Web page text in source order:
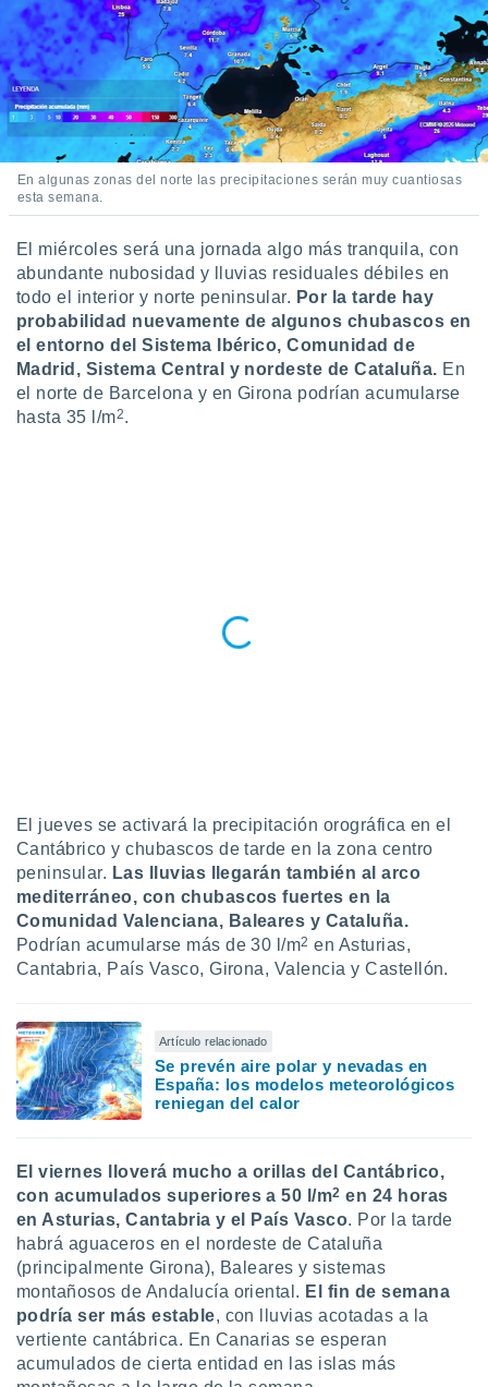
utilizar
crear un
uso de
la
contenido
medir el
la
el
del
de
o a través
de
de
de
En algunas zonas del norte las precipitaciones serán muy cuantiosas
esta semana.
El miércoles será una jornada algo más tranquila, con
abundante nubosidad y lluvias residuales débiles en
todo el interior y norte peninsular. Por la tarde hay
probabilidad nuevamente de algunos chubascos en
el entorno del Sistema Ibérico, Comunidad de
Madrid, Sistema Central y nordeste de Cataluña. En
el norte de Barcelona y en Girona podrían acumularse
hasta 35 l/m2.
El jueves se activará la precipitación orográfica en el
Cantábrico y chubascos de tarde en la zona centro
peninsular. Las lluvias llegarán también al arco
mediterráneo, con chubascos fuertes en la
Comunidad Valenciana, Baleares y Cataluña.
Podrían acumularse más de 30 l/m2 en Asturias,
Cantabria, País Vasco, Girona, Valencia y Castellón.
Artículo relacionado
Se prevén aire polar y nevadas en
España: los modelos meteorológicos
reniegan del calor
El viernes lloverá mucho a orillas del Cantábrico,
con acumulados superiores a 50 l/m2 en 24 horas
en Asturias, Cantabria y el País Vasco. Por la tarde
habrá aguaceros en el nordeste de Cataluña
(principalmente Girona), Baleares y sistemas
montañosos de Andalucía oriental. El fin de semana
podría ser más estable, con lluvias acotadas a la
vertiente cantábrica. En Canarias se esperan
acumulados de cierta entidad en las islas más